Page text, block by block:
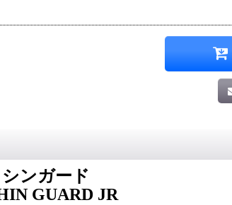
ンガード
GUARD JR